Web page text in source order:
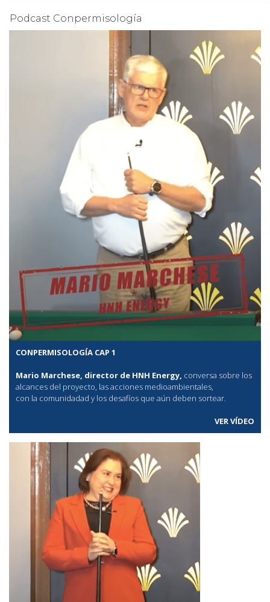
Podcast Conpermisología
CONPERMISOLOGÍA CAP 1
Mario Marchese, director de HNH Energy, conversa sobre los
alcances del proyecto, las acciones medioambientales,
con la comunidadad y los desafíos que aún deben sortear.
VER VÍDEO